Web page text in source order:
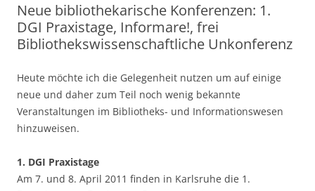
Neue bibliothekarische Konferenzen: 1.
DGI Praxistage, Informare!, frei
Bibliothekswissenschaftliche Unkonferenz
Heute möchte ich die Gelegenheit nutzen um auf einige
neue und daher zum Teil noch wenig bekannte
Veranstaltungen im Bibliotheks- und Informationswesen
hinzuweisen.
1. DGI Praxistage
Am 7. und 8. April 2011 finden in Karlsruhe die 1.